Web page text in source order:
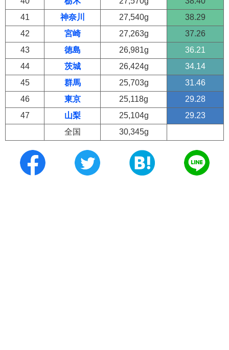
41
神奈川 27,540g
38.29
42
宮崎 27,263g
37.26
43
徳島 26,981g
36.21
44
茨城 26,424g
34.14
45
群馬 25,703g
31.46
46
東京 25,118g
29.28
47
山梨 25,104g
29.23
全国
30,345g